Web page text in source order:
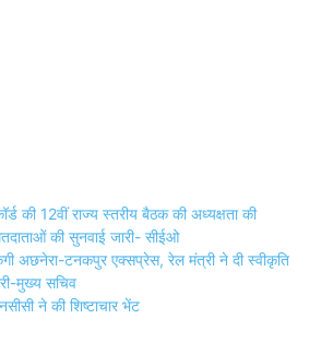
की 12वीं राज्य स्तरीय बैठक की अध्यक्षता की
की सुनवाई जारी- सीईओ
अछनेरा-टनकपुर एक्सप्रेस, रेल मंत्री ने दी स्वीकृति
मुख्य सचिव
ने की शिष्टाचार भेंट